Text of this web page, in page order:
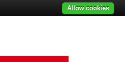
Allow cookies